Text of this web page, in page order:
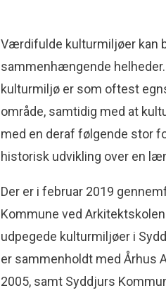
Værdifulde kulturmiljøer kan
sammenhængende
kulturmiljø er som oftest
område, samtidig med at
med en deraf følgende stor
historisk udvikling over en
Der er i februar 2019
Kommune ved
udpegede kulturmiljøer i
er sammenholdt med Århus
2005, samt Syddjurs